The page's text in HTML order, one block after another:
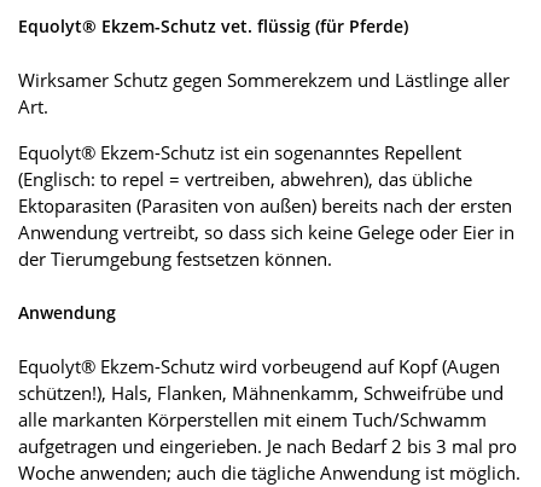
Equolyt® Ekzem-Schutz vet. flüssig (für Pferde)
Wirksamer Schutz gegen Sommerekzem und Lästlinge aller
Art.
Equolyt® Ekzem-Schutz ist ein sogenanntes Repellent
(Englisch: to repel = vertreiben, abwehren), das übliche
Ektoparasiten (Parasiten von außen) bereits nach der ersten
Anwendung vertreibt, so dass sich keine Gelege oder Eier in
der Tierumgebung festsetzen können.
Anwendung
Equolyt® Ekzem-Schutz wird vorbeugend auf Kopf (Augen
schützen!), Hals, Flanken, Mähnenkamm, Schweifrübe und
alle markanten Körperstellen mit einem Tuch/Schwamm
aufgetragen und eingerieben. Je nach Bedarf 2 bis 3 mal pro
Woche anwenden; auch die tägliche Anwendung ist möglich.